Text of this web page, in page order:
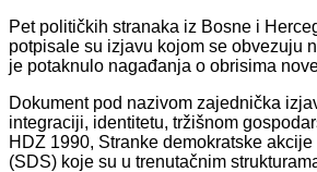
Pet političkih stranaka iz Bosne i
potpisale su izjavu kojom se obvezuju
je potaknulo nagađanja o obrisima
Dokument pod nazivom zajednička
integraciji, identitetu, tržišnom
HDZ 1990, Stranke demokratske
(SDS) koje su u trenutačnim